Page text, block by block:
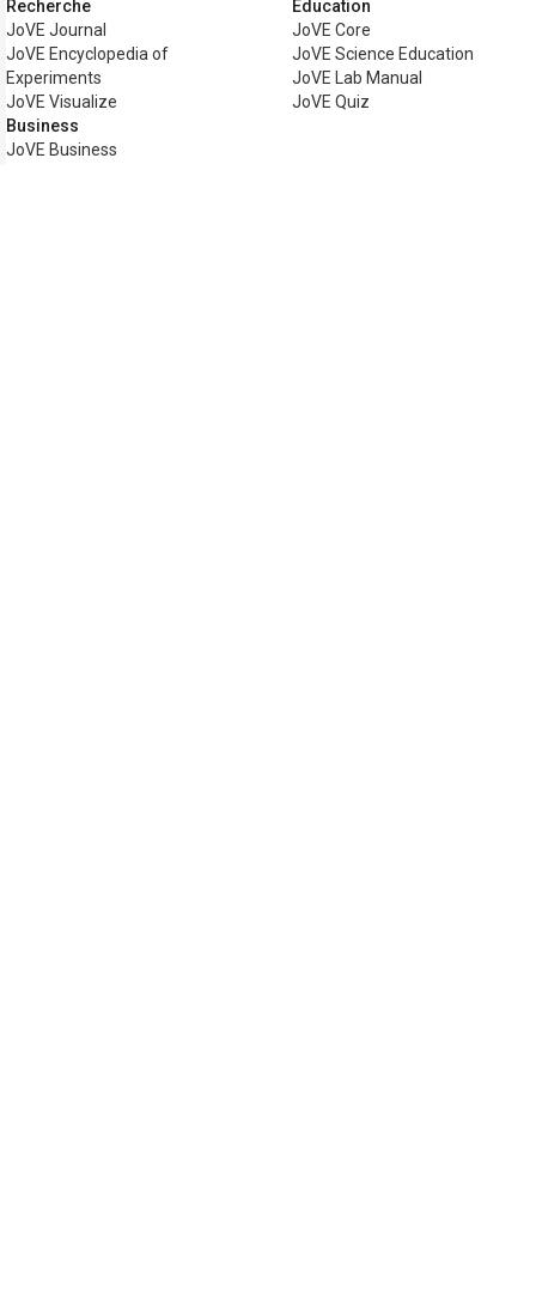
Recherche
JoVE Journal
JoVE Encyclopedia of
Experiments
JoVE Visualize
Business
JoVE Business
Éducation
JoVE Core
JoVE Science Education
JoVE Lab Manual
JoVE Quiz